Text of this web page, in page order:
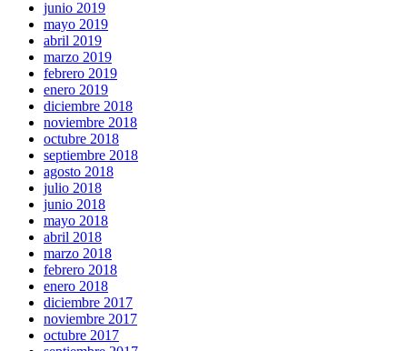
junio 2019
mayo 2019
abril 2019
marzo 2019
febrero 2019
enero 2019
diciembre 2018
noviembre 2018
octubre 2018
septiembre 2018
agosto 2018
julio 2018
junio 2018
mayo 2018
abril 2018
marzo 2018
febrero 2018
enero 2018
diciembre 2017
noviembre 2017
octubre 2017